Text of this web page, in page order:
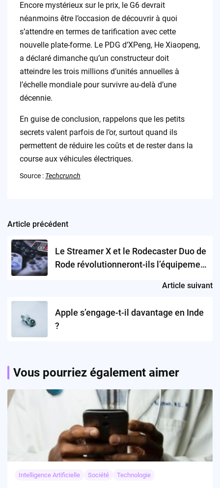
Encore mystérieux sur le prix, le G6 devrait
néanmoins être l’occasion de découvrir à quoi
s’attendre en termes de tarification avec cette
nouvelle plate-forme. Le PDG d’XPeng, He Xiaopeng,
a déclaré dimanche qu’un constructeur doit
atteindre les trois millions d’unités annuelles à
l’échelle mondiale pour survivre au-delà d’une
décennie.
En guise de conclusion, rappelons que les petits
secrets valent parfois de l’or, surtout quand ils
permettent de réduire les coûts et de rester dans la
course aux véhicules électriques.
Source : Techcrunch
Post
navigation
Article précédent
Le Streamer X et le Rodecaster Duo de
Rode révolutionneront-ils l’équipement
Article suivant
Apple s’engage-t-il davantage en Inde
?
Vous pourriez également aimer
Intelligence Artificielle Société Technologie